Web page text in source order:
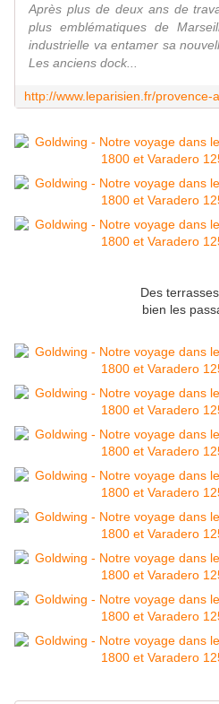
Après plus de deux ans de
plus emblématiques de
industrielle va entamer sa
Les anciens dock...
Des
bien les